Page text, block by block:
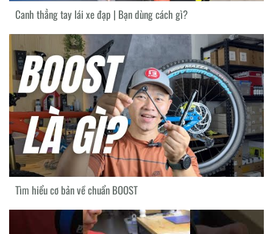
Canh thẳng tay lái xe đạp | Bạn dùng cách gì?
Tìm hiểu cơ bản về chuẩn BOOST